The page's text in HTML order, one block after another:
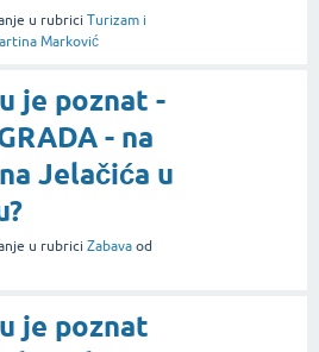
u rubrici Turizam i
Marković
je poznat -
- na
Jelačića u
u rubrici Zabava od
je poznat